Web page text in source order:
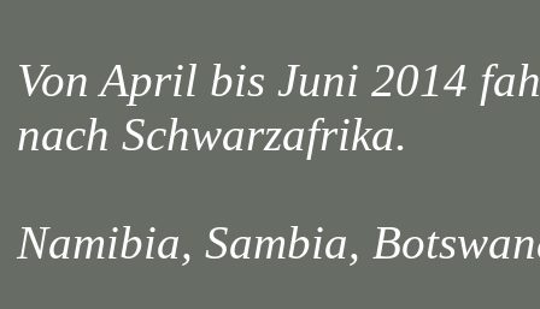
Von April bis Juni 2014
nach Schwarzafrika.
Namibia, Sambia,